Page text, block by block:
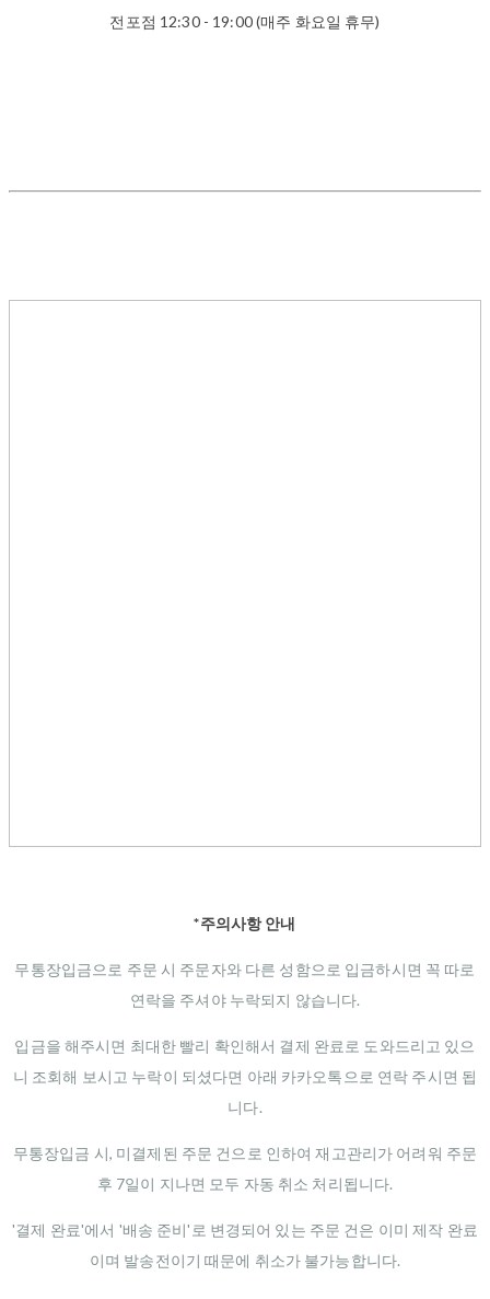
전포점 12:30 - 19:00 (매주 화요일 휴무)
*주의사항 안내
무통장입금으로 주문 시 주문자와 다른 성함으로 입금하시면 꼭 따로
연락을 주셔야 누락되지 않습니다.
입금을 해주시면 최대한 빨리 확인해서 결제 완료로 도와드리고 있으
니 조회해 보시고 누락이 되셨다면 아래 카카오톡으로 연락 주시면 됩
니다.
무통장입금 시, 미결제된 주문 건으로 인하여 재고관리가 어려워 주문
후 7일이 지나면 모두 자동 취소 처리됩니다.
'결제 완료'에서 '배송 준비'로 변경되어 있는 주문 건은 이미 제작 완료
이며 발송전이기 때문에 취소가 불가능합니다.